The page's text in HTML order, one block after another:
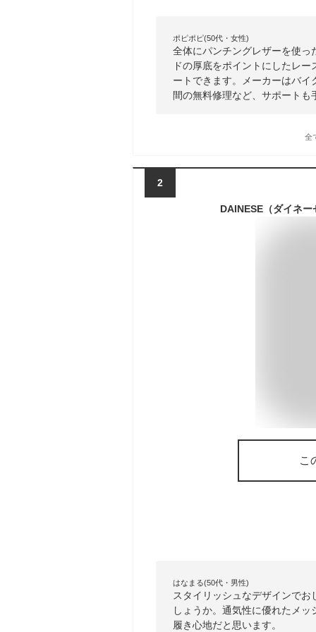
ポピポピ(50代・女性)
全体にパンチングレザーを使
ドの厚底をポイントにしたレ
ートできます。メーカーはバ
間の無料修理など、サポートも
全
2
こ
はなまる(50代・男性)
スタイリッシュなデザインで
しょうか。通気性に優れたメ
履き心地だと思います。